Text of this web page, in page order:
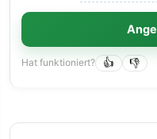
Hat funktioniert? 👍 👎